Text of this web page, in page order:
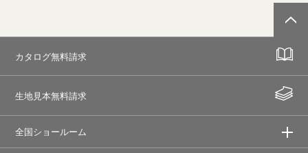
カタログ無料請求
生地見本無料請求
全国ショールーム